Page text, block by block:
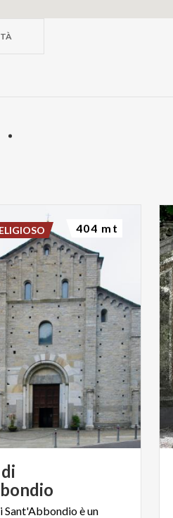
Sant'Abbondio è un
404 mt